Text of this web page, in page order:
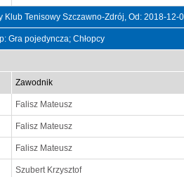
Klub Tenisowy Szczawno-Zdrój, Od: 2018-12-
Gra pojedyncza; Chłopcy
Zawodnik
Falisz Mateusz
Falisz Mateusz
Falisz Mateusz
Szubert Krzysztof